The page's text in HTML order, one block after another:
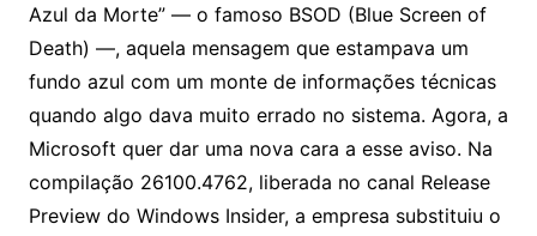
Azul da Morte” — o famoso BSOD (Blue Screen of
Death) —, aquela mensagem que estampava um
fundo azul com um monte de informações técnicas
quando algo dava muito errado no sistema. Agora, a
Microsoft quer dar uma nova cara a esse aviso. Na
compilação 26100.4762, liberada no canal Release
Preview do Windows Insider, a empresa substituiu o